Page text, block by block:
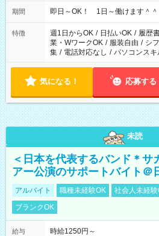
期間 即日～OK！ 1日～働けます＾＾
特徴 週1日からOK / 日払いOK / 履歴
業・WワークOK / 服装自由 / シ
集 / 電話対応なし / パソコンスキ
気になる！ 応募する
未読
＜日本を代表するバンド＊サ
アー公演のサポートバイト＠
アルバイト 職種未経験OK 社会人未経験
ブランクOK
給与
時給1250円～